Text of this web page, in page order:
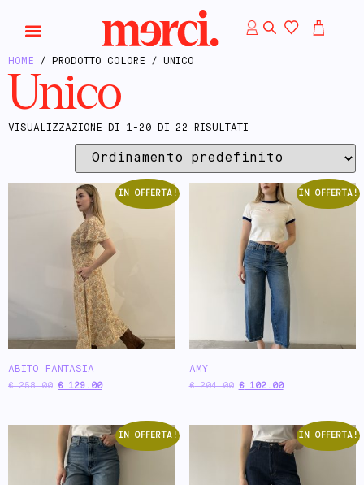
HOME / PRODOTTO COLORE / UNICO
Unico
VISUALIZZAZIONE DI 1-20 DI 22 RISULTATI
IN OFFERTA!
ABITO FANTASIA
€258.00 € 129.00
IN OFFERTA!
AMY
€204.00 €102.00
IN OFFERTA! IN OFFERTA!